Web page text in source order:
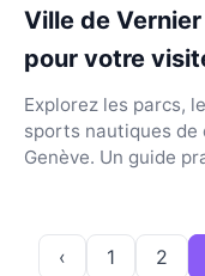
Ville de
pour votre
Explorez les parcs,
sports nautiques de
Genève. Un guide
‹ 1 2